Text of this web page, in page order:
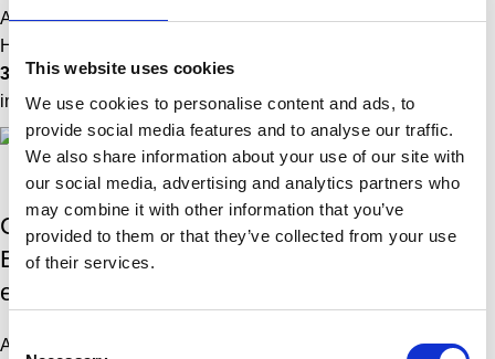
This website uses cookies
We use cookies to personalise content and ads, to
provide social media features and to analyse our traffic.
We also share information about your use of our site with
our social media, advertising and analytics partners who
may combine it with other information that you’ve
provided to them or that they’ve collected from your use
of their services.
Consent
Accessoires,Caps,Damen,
Hüte
35,00€
in den Warenkorb
Accessoires,Damen,Herren,
OPTION AUSWÄHLEN
CASCARY 💎 24h
Einmalsocken kurz –
eternity
Accessoires
CASCARY 💎 24h
Damen,Herren